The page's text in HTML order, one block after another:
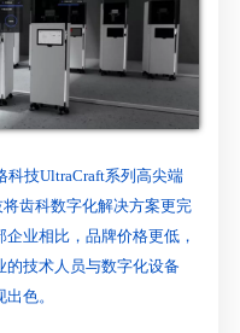
科技UltraCraft系列高尖端
齿科数字化解决方案更完
业相比，品牌价格更低，
技术人员与数字化设备
色。